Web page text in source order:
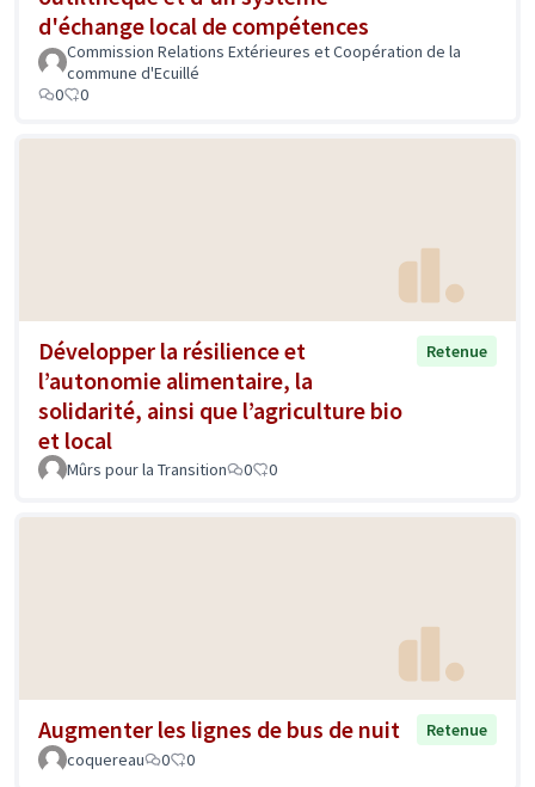
d'échange local de compétences
Commission Relations Extérieures et Coopération de la
commune d'Ecuillé
0
0
Développer la résilience et
l’autonomie alimentaire, la
solidarité, ainsi que l’agriculture bio
et local
Retenue
Mûrs pour la Transition 0 0
Augmenter les lignes de bus de nuit
Retenue
coquereau
0 0